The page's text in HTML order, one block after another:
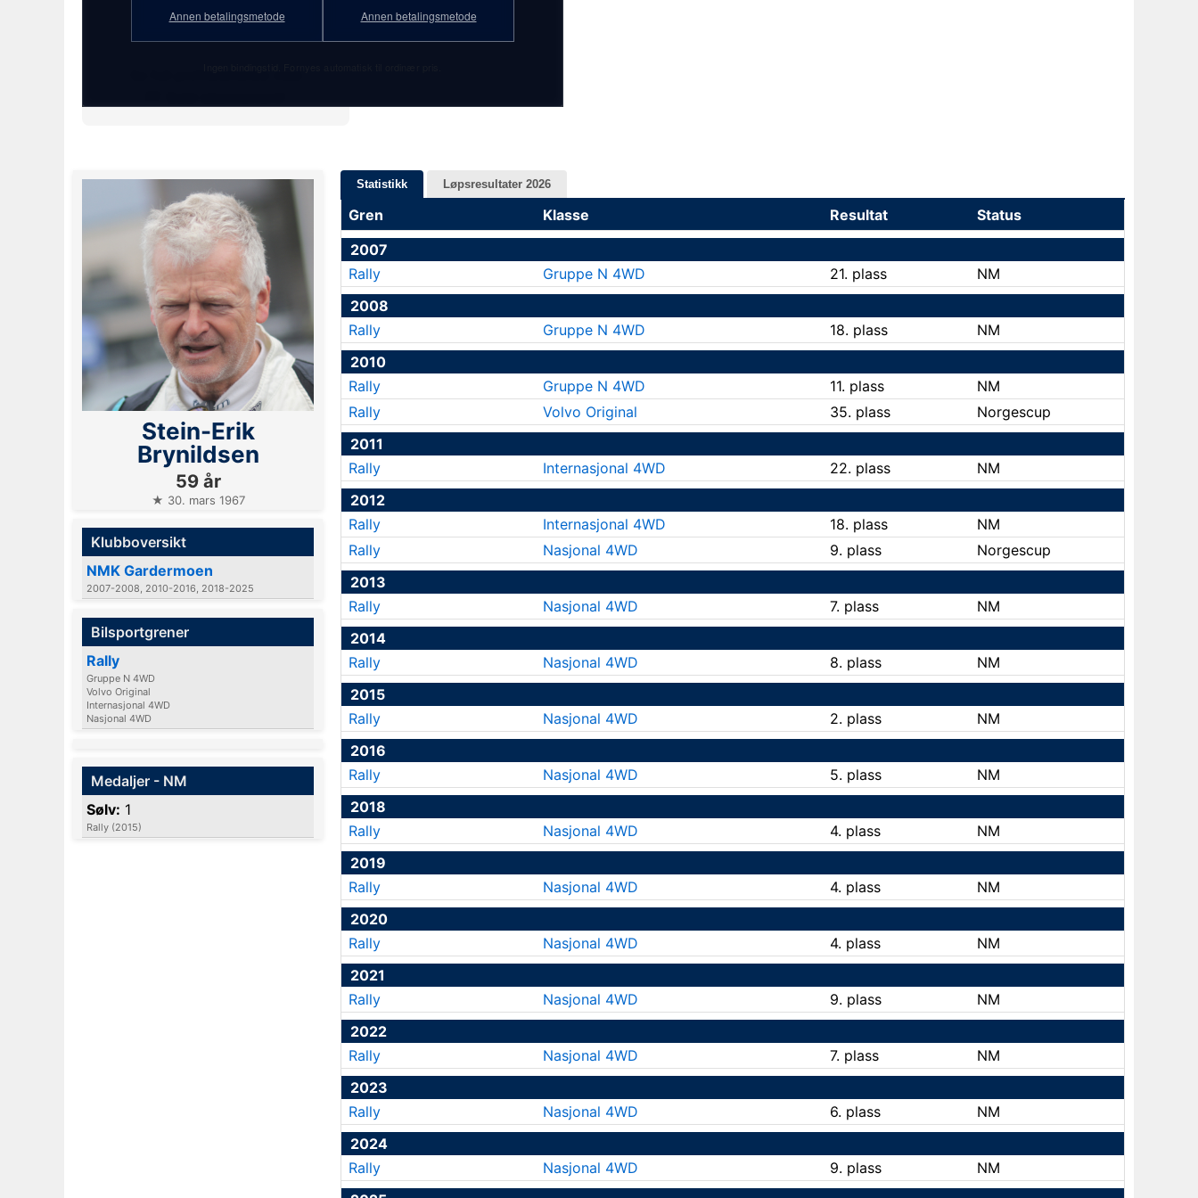
59 år
★ 30. mars 1967
Annen betalingsmetode Annen betalingsmetode
Stein-Erik
Brynildsen
59 år
★ 30. mars 1967
Klubboversikt
NMK Gardermoen
2007-2008, 2010-2016, 2018-2025
Bilsportgrener
Rally
Gruppe N 4WD
Volvo Original
Internasjonal 4WD
Nasjonal 4WD
Medaljer - NM
Sølv: 1
Rally (2015)
Statistikk Løpsresultater 2026
Gren Klasse Resultat
Status
2007
Rally
Gruppe N 4WD 21. plass
NM
2008
Rally
Gruppe N 4WD 18. plass
NM
2010
Rally
Gruppe N 4WD 11. plass
NM
Rally
Volvo Original 35. plass
Norgescup
2011
Rally
Internasjonal 4WD 22. plass
NM
2012
Rally
Internasjonal 4WD 18. plass
NM
Rally
Nasjonal 4WD 9. plass
Norgescup
2013
Rally
Nasjonal 4WD 7. plass
NM
2014
Rally
Nasjonal 4WD 8. plass
NM
2015
Rally
Nasjonal 4WD 2. plass
NM
2016
Rally
Nasjonal 4WD 5. plass
NM
2018
Rally
Nasjonal 4WD 4. plass
NM
2019
Rally
Nasjonal 4WD 4. plass
NM
2020
Rally
Nasjonal 4WD 4. plass
NM
2021
Rally
Nasjonal 4WD 9. plass
NM
2022
Rally
Nasjonal 4WD 7. plass
NM
2023
Rally
Nasjonal 4WD 6. plass
NM
2024
Rally
Nasjonal 4WD 9. plass
NM